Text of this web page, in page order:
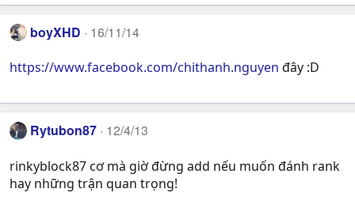
boyXHD 16/11/14
https://www.facebook.com/chithanh.nguyen đây :D
Rytubon87 12/4/13
rinkyblock87 cơ mà giờ đừng add nếu muốn đánh rank
hay những trận quan trọng!